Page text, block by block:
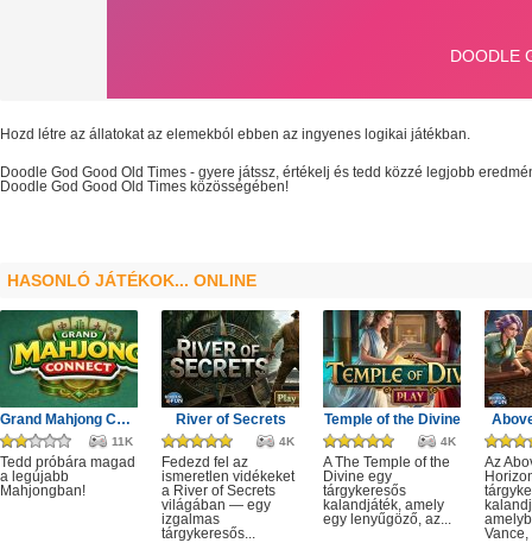
Hozd létre az állatokat az elemekból ebben az ingyenes logikai játékban.
Doodle God Good Old Times - gyere játssz, értékelj és tedd közzé legjobb
Doodle God Good Old Times közösségében!
HASONLÓ JÁTÉKOK... ONLINE
Grand Mahjong Connect
11K
Tedd próbára magad
a legújabb
Mahjongban!
River of Secrets
4K
Fedezd fel az
ismeretlen vidékeket
a River of Secrets
világában — egy
izgalmas
tárgykeresős...
Temple of the Divine
4K
A The Temple of the
Divine egy
tárgykeresős
kalandjáték, amely
egy lenyűgöző, az...
Az
Vance,